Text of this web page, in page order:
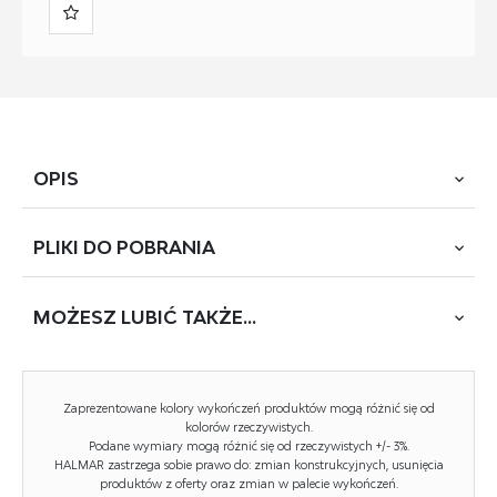
OPIS
wymiary: 65/60/110-120/48-58 cm, mechinizm TILT /
czarno-różowy
Rodzaj: fotel obrotowy
Styl wykonania: nowoczesny
Kółka: kółka zwykłe
PLIKI DO POBRANIA
BLOOM (RT-5631)
Zaprezentowane kolory wykończeń produktów mogą różnić się od
kolorów rzeczywistych.
Podane wymiary mogą różnić się od rzeczywistych +/- 3%.
HALMAR zastrzega sobie prawo do: zmian konstrukcyjnych, usunięcia
produktów z oferty oraz zmian w palecie wykończeń.
MOŻESZ LUBIĆ TAKŻE...